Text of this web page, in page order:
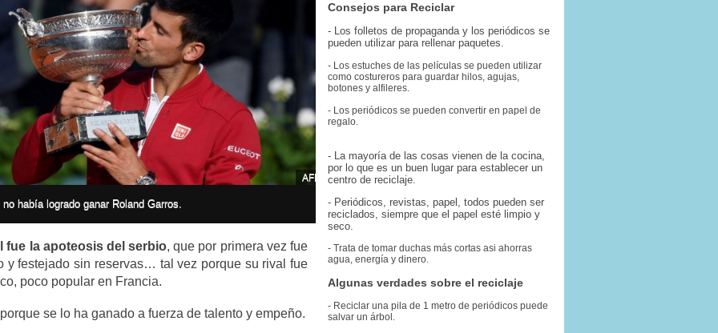
AFP
había logrado ganar Roland Garros.
fue la apoteosis del serbio, que por primera vez fue
y festejado sin reservas… tal vez porque su rival fue
poco popular en Francia.
se lo ha ganado a fuerza de talento y empeño.
Consejos para Reciclar
- Los folletos de propaganda y los periódicos se
pueden utilizar para rellenar paquetes.
- Los estuches de las películas se pueden utilizar
como costureros para guardar hilos, agujas,
botones y alfileres.
- Los periódicos se pueden convertir en papel de
regalo.
- La mayoría de las cosas vienen de la cocina,
por lo que es un buen lugar para establecer un
centro de reciclaje.
- Periódicos, revistas, papel, todos pueden ser
reciclados, siempre que el papel esté limpio y
seco.
- Trata de tomar duchas más cortas asi ahorras
agua, energía y dinero.
Algunas verdades sobre el reciclaje
- Reciclar una pila de 1 metro de periódicos puede
salvar un árbol.